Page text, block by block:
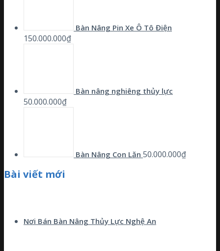
Bàn Nâng Pin Xe Ô Tô Điện
150.000.000₫
Bàn nâng nghiêng thủy lực
50.000.000₫
Bàn Nâng Con Lăn 50.000.000₫
Bài viết mới
Nơi Bán Bàn Nâng Thủy Lực Nghệ An